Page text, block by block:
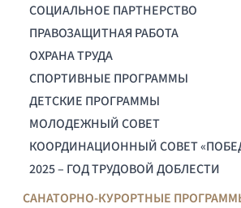
СОЦИАЛЬНОЕ ПАРТНЕРСТВО
ПРАВОЗАЩИТНАЯ РАБОТА
ОХРАНА ТРУДА
СПОРТИВНЫЕ ПРОГРАММЫ
ДЕТСКИЕ ПРОГРАММЫ
МОЛОДЕЖНЫЙ СОВЕТ
КООРДИНАЦИОННЫЙ СОВЕТ
2025 – ГОД ТРУДОВОЙ ДОБЛЕСТИ
САНАТОРНО-КУРОРТНЫЕ